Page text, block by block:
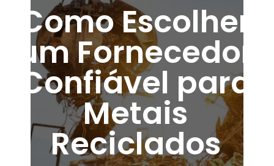
Como Escolher
um Fornecedor
Confiável para
Metais
Reciclados